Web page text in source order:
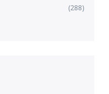
(288)